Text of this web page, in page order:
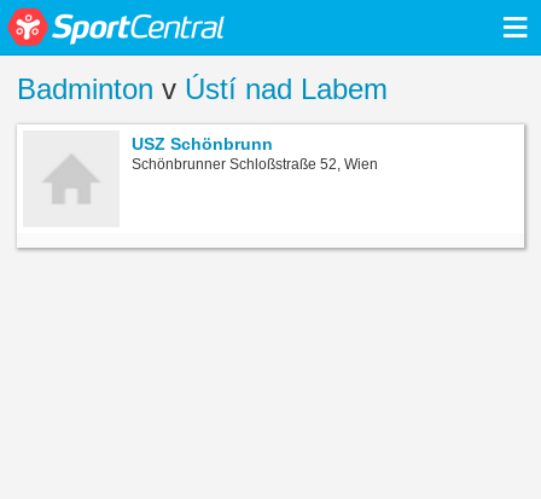
≡
Badminton v Ústí nad Labem
USZ Schönbrunn
Schönbrunner Schloßstraße 52, Wien